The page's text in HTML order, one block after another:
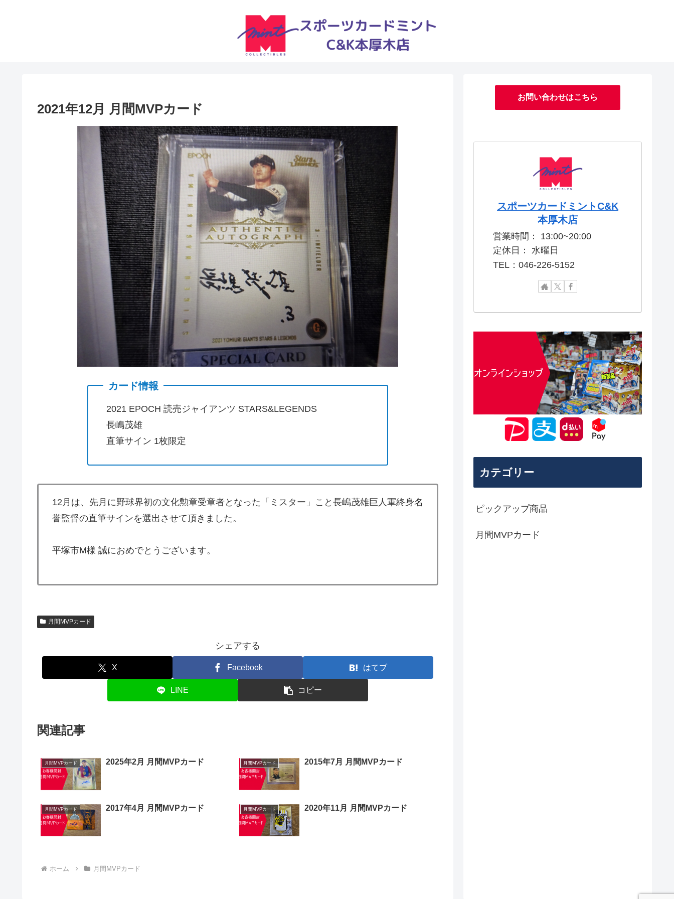
2021年12月 月間MVPカード
カード情報
2021 EPOCH 読売ジャイアンツ STARS&LEGENDS
長嶋茂雄
直筆サイン 1枚限定
12月は、先月に野球界初の文化勲章受章者となった「ミスター」こと長嶋茂雄巨人軍終身名
誉監督の直筆サインを選出させて頂きました。
平塚市М様 誠におめでとうございます。
月間MVPカード
シェアする
X Facebook はてブ
LINE コピー
関連記事
月間MVPカード 2025年2月 月間MVPカード 月間MVPカード 2015年7月 月間MVPカード
月間MVPカード 2017年4月 月間MVPカード 月間MVPカード 2020年11月 月間MVPカード
ホーム 月間MVPカード
お問い合わせはこちら
スポーツカードミントC&K
本厚木店
営業時間： 13:00~20:00
定休日： 水曜日
TEL：046-226-5152
カテゴリー
ピックアップ商品
月間MVPカード